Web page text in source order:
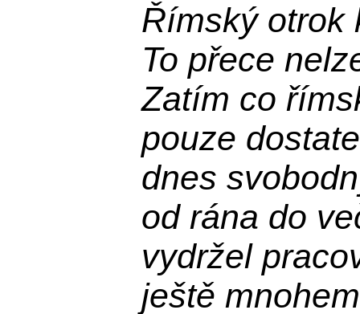
Římský otrok
To přece
Zatím co
pouze
dnes
od rána do
vydržel
ještě